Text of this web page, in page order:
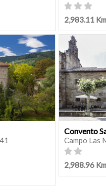
2,983.11 Km
Convento
Campo Las
2,988.96 Km